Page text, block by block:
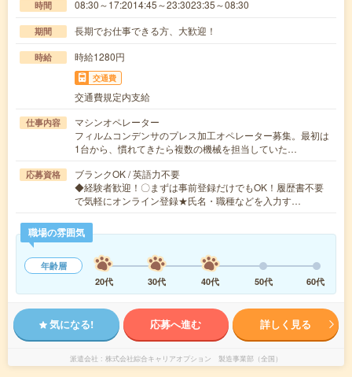
時間 08:30～17:2014:45～23:3023:35～08:30
期間 長期でお仕事できる方、大歓迎！
時給 時給1280円
交通費
交通費規定内支給
仕事内容
マシンオペレーター
フィルムコンデンサのプレス加工オペレーター募集。最初は
1台から、慣れてきたら複数の機械を担当していた…
応募資格
ブランクOK / 英語力不要
◆経験者歓迎！〇まずは事前登録だけでもOK！履歴書不要
で気軽にオンライン登録★氏名・職種などを入力す…
職場の雰囲気
年齢層
20代
30代 40代 50代 60代
気になる! 応募へ進む 詳しく見る
派遣会社 株式会社綜合キャリアオプション 製造事業部（全国）